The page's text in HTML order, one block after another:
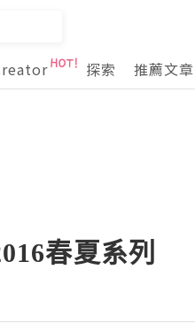
探索 推薦文章
春夏系列